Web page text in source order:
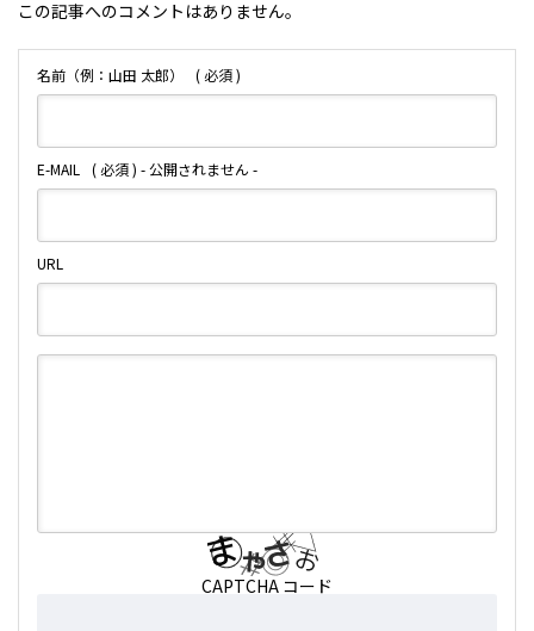
この記事へのコメントはありません。
名前（例：山田 太郎） ( 必須 )
E-MAIL ( 必須 ) - 公開されません -
URL
CAPTCHA コード